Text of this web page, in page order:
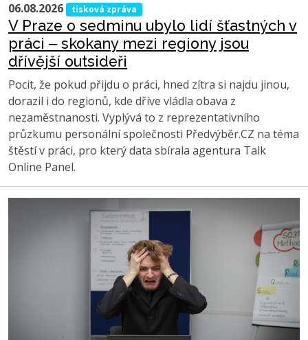
06.08.2026 tisková zpráva
V Praze o sedminu ubylo lidí šťastných v
práci ‒ skokany mezi regiony jsou
dřívější outsideři
Pocit, že pokud přijdu o práci, hned zítra si najdu jinou,
dorazil i do regionů, kde dříve vládla obava z
nezaměstnanosti. Vyplývá to z reprezentativního
průzkumu personální společnosti Předvýběr.CZ na téma
štěstí v práci, pro který data sbírala agentura Talk
Online Panel.